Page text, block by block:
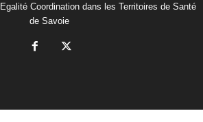
Coordination dans les Territoires de Santé
de Savoie